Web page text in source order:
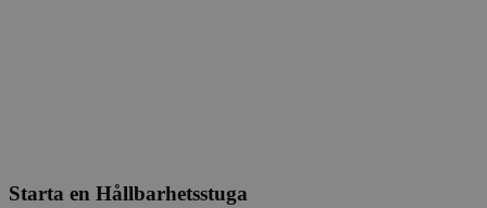
Starta en Hållbarhetsstuga